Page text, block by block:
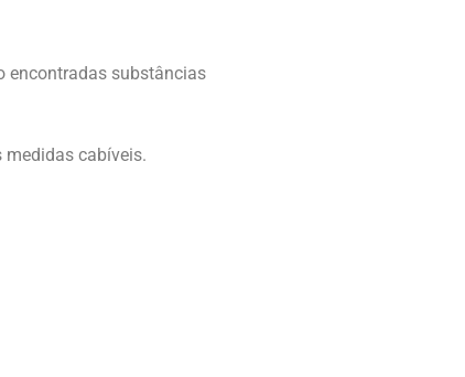
encontradas substâncias
medidas cabíveis.